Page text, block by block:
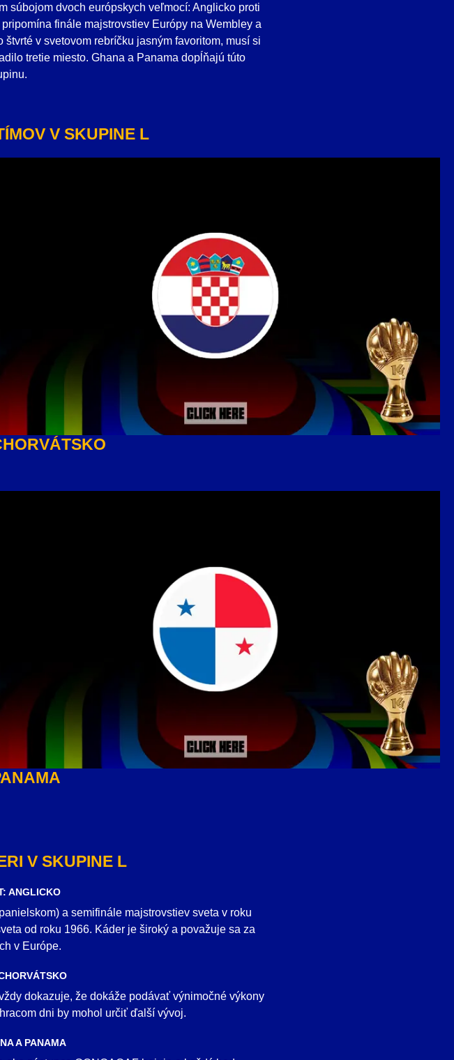
súbojom dvoch európskych veľmocí: Anglicko proti
finále majstrovstiev Európy na Wembley a
v svetovom rebríčku jasným favoritom, musí si
tretie miesto. Ghana a Panama dopĺňajú túto
V SKUPINE L
V SKUPINE L
ANGLICKO
a semifinále majstrovstiev sveta v roku
od roku 1966. Káder je široký a považuje sa za
v Európe.
dokazuje, že dokáže podávať výnimočné výkony
dni by mohol určiť ďalší vývoj.
A PANAMA